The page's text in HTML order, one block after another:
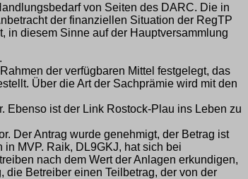
von Seiten des DARC. Die in
der finanziellen Situation der RegTP
in diesem Sinne auf der Hauptversammlung
der verfügbaren Mittel festgelegt, das
Über die Art der Sachprämie wird mit den
Ebenso ist der Link Rostock-Plau ins Leben zu
Der Antrag wurde genehmigt, der Betrag ist
MVP. Raik, DL9GKJ, hat sich bei
nach dem Wert der Anlagen erkundigen,
die Betreiber einen Teilbetrag, der von der